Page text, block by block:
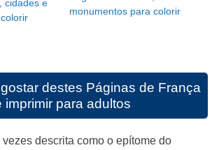
cidades e
monumentos para colorir
destes Páginas de França
imprimir para adultos
descrita como o epítome do